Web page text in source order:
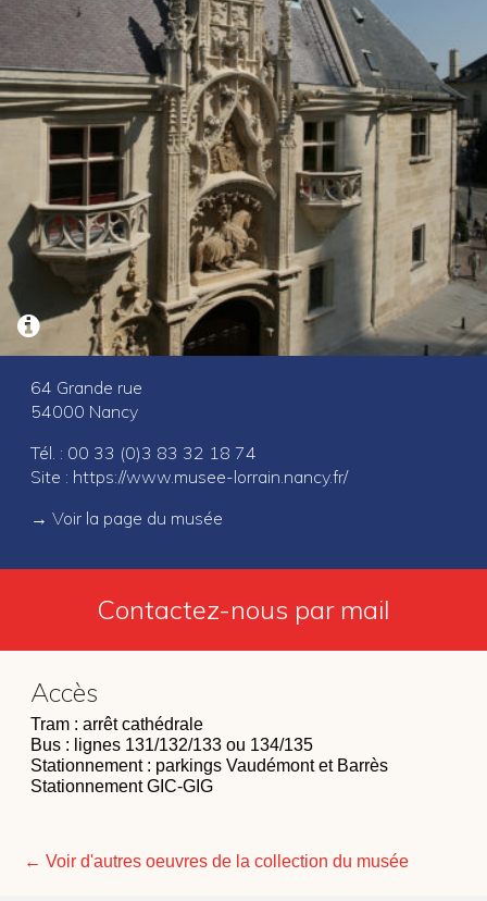
64 Grande rue
54000 Nancy
Tél. : 00 33 (0)3 83 32 18 74
Site : https://www.musee-lorrain.nancy.fr/
→ Voir la page du musée
Contactez-nous par mail
Accès
Tram : arrêt cathédrale
Bus : lignes 131/132/133 ou 134/135
Stationnement : parkings Vaudémont et Barrès
Stationnement GIC-GIG
← Voir d'autres oeuvres de la collection du musée